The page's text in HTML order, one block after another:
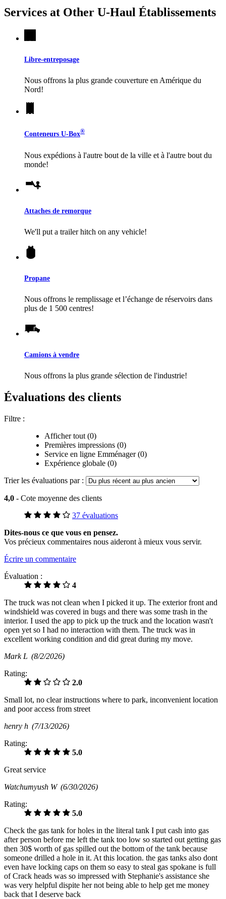
Services at Other U-Haul Établissements
Libre-entreposage
Nous offrons la plus grande couverture en Amérique du
Nord!
Conteneurs U-Box®
Nous expédions à l'autre bout de la ville et à l'autre bout du
monde!
Attaches de remorque
We'll put a trailer hitch on any vehicle!
Propane
Nous offrons le remplissage et l’échange de réservoirs dans
plus de 1 500 centres!
Camions à vendre
Nous offrons la plus grande sélection de l'industrie!
Évaluations des clients
Filtre :
Afficher tout (0)
Premières impressions (0)
Service en ligne Emménager (0)
Expérience globale (0)
Trier les évaluations par :
4,0 - Cote moyenne des clients
37 évaluations
Dites-nous ce que vous en pensez.
Vos précieux commentaires nous aideront à mieux vous servir.
Écrire un commentaire
Évaluation :
4
The truck was not clean when I picked it up. The exterior front and
windshield was covered in bugs and there was some trash in the
interior. I used the app to pick up the truck and the location wasn't
open yet so I had no interaction with them. The truck was in
excellent working condition and did great during my move.
Mark L (8/2/2026)
Rating:
2.0
Small lot, no clear instructions where to park, inconvenient location
and poor access from street
henry h (7/13/2026)
Rating:
5.0
Great service
Watchumyush W (6/30/2026)
Rating:
5.0
Check the gas tank for holes in the literal tank I put cash into gas
after person before me left the tank too low so started out getting gas
then 30$ worth of gas spilled out the bottom of the tank because
someone drilled a hole in it. At this location. the gas tanks also dont
even have locking caps on them so easy to steal gas spokane is full
of Crack heads was so impressed with Stephanie's assistance she
was very helpful dispite her not being able to help get me money
back that I deserve back